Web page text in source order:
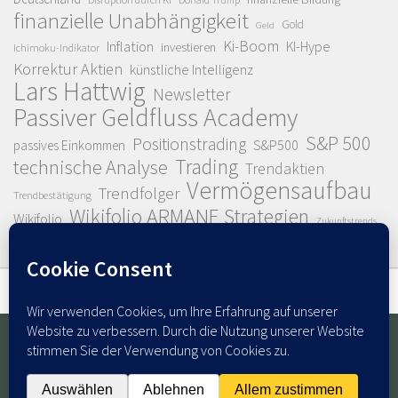
finanzielle Unabhängigkeit Geld Gold
Ichimoku-Indikator Inflation investieren Ki-Boom KI-Hype
Korrektur Aktien künstliche Intelligenz
Lars Hattwig Newsletter
Passiver Geldfluss Academy
passives Einkommen Positionstrading S&P500 S&P 500
technische Analyse Trading Trendaktien
Trendbestätigung Trendfolger Vermögensaufbau
Wikifolio Wikifolio ARMANE Strategien Zukunftstrends
Powered by - Entworfen mit demHueman Theme